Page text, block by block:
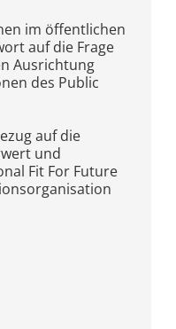
im öffentlichen
auf die Frage
Ausrichtung
des Public
auf die
und
Fit For Future